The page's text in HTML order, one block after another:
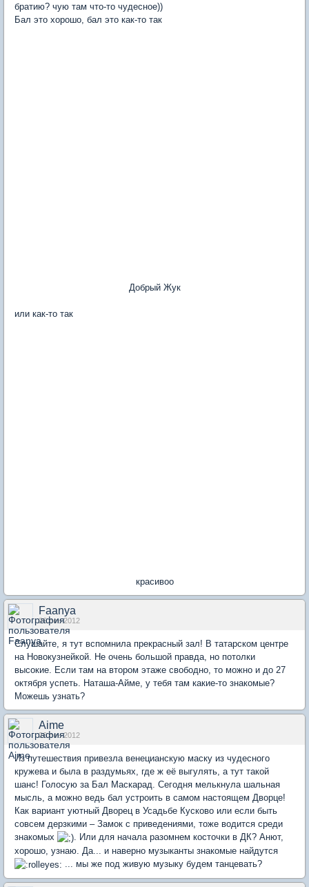
братию? чую там что-то чудесное))
Бал это хорошо, бал это как-то так
Добрый Жук
или как-то так
красивоо
Faanya
26 сен 2012
Слушайте, я тут вспомнила прекрасный зал! В татарском центре
на Новокузнейкой. Не очень большой правда, но потолки
высокие. Если там на втором этаже свободно, то можно и до 27
октября успеть. Наташа-Айме, у тебя там какие-то знакомые?
Можешь узнать?
Aime
26 сен 2012
Из путешествия привезла венецианскую маску из чудесного
кружева и была в раздумьях, где ж её выгулять, а тут такой
шанс! Голосую за Бал Маскарад. Сегодня мелькнула шальная
мысль, а можно ведь бал устроить в самом настоящем Дворце!
Как вариант уютный Дворец в Усадьбе Кусково или если быть
совсем дерзкими – Замок с приведениями, тоже водится среди
знакомых
. Или для начала разомнем косточки в ДК? Анют,
хорошо, узнаю. Да... и наверно музыканты знакомые найдутся
... мы же под живую музыку будем танцевать?